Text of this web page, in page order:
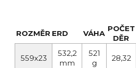
ROZMĚR ERD VÁHA
POČET
DĚR
559x23
532,2
mm
521
g
28,32